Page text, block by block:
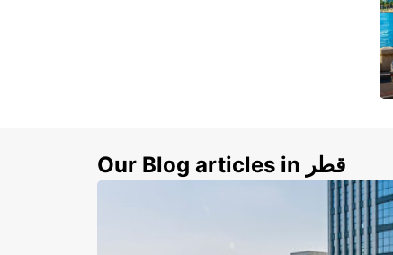
Our Blog articles in قطر